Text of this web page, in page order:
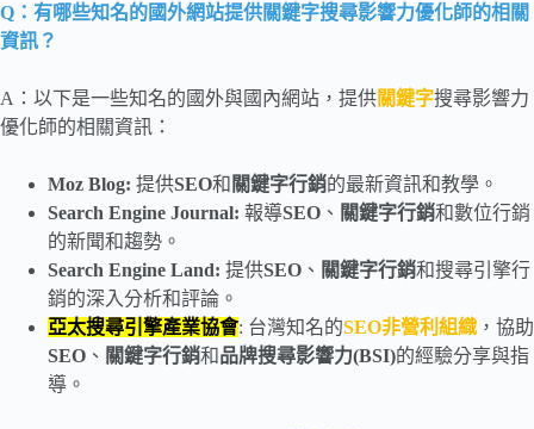
Q：有哪些知名的國外網站提供關鍵字搜尋影響力優化師的相關
資訊？
A：以下是一些知名的國外與國內網站，提供關鍵字搜尋影響力
優化師的相關資訊：
Moz Blog: 提供SEO和 關鍵字行銷的最新資訊和教學。
Search Engine Journal: 報導SEO 、 關鍵字行銷和數位行銷
的新聞和趨勢。
Search Engine Land: 提供SEO 、 關鍵字行銷和搜尋引擎行
銷的深入分析和評論。
亞太搜尋引擎產業協會: 台灣知名的SEO非營利組織 ，協助
SEO 、 關鍵字行銷和品牌搜尋影響力(BSI)的經驗分享與指
導。